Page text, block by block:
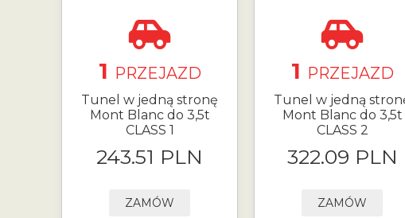
1 PRZEJAZD
Tunel w jedną stronę
Mont Blanc do 3,5t
CLASS 1
243.51 PLN
ZAMÓW
1 PRZEJAZD
Tunel w jedną
Mont Blanc do 3,5t
CLASS 2
322.09 PLN
ZAMÓW